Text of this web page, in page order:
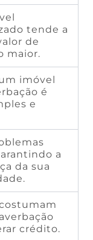
tende a
de
maior.
imóvel
é
e
a
da sua
crédito.